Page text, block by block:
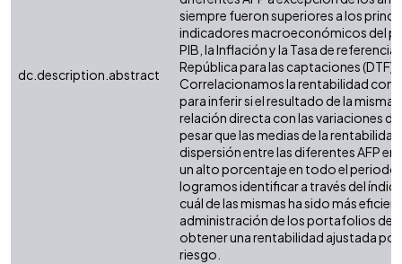
dc.description.abstract
siempre fueron superiores a los
indicadores macroeconómicos del
PIB, la Inflación y la Tasa de referencia
República para las captaciones (DTF).
Correlacionamos la rentabilidad con
para inferir si el resultado de la misma
relación directa con las variaciones
pesar que las medias de la
dispersión entre las diferentes AFP
un alto porcentaje en todo el periodo
logramos identificar a través del
cuál de las mismas ha sido más
administración de los portafolios de
obtener una rentabilidad ajustada por
riesgo.